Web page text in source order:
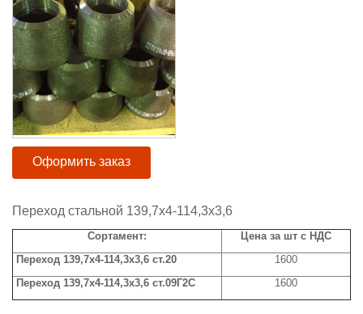
Оформить заказ
Переход стальной 139,7x4-114,3x3,6
Сортамент:
Цена за шт с НДС
Переход 139,7x4-114,3x3,6 ст.20
1600
Переход 139,7x4-114,3x3,6 ст.09Г2С
1600